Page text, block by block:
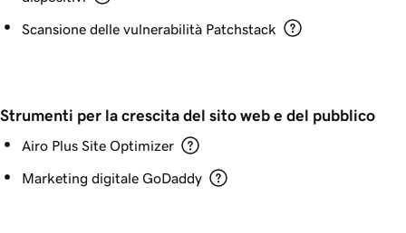
Scansione delle vulnerabilità Patchstack
Strumenti per la crescita del sito web e del pubblico
Airo Plus Site Optimizer
Marketing digitale GoDaddy